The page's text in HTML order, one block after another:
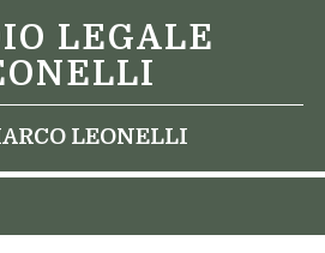
LEGALE
LEONELLI